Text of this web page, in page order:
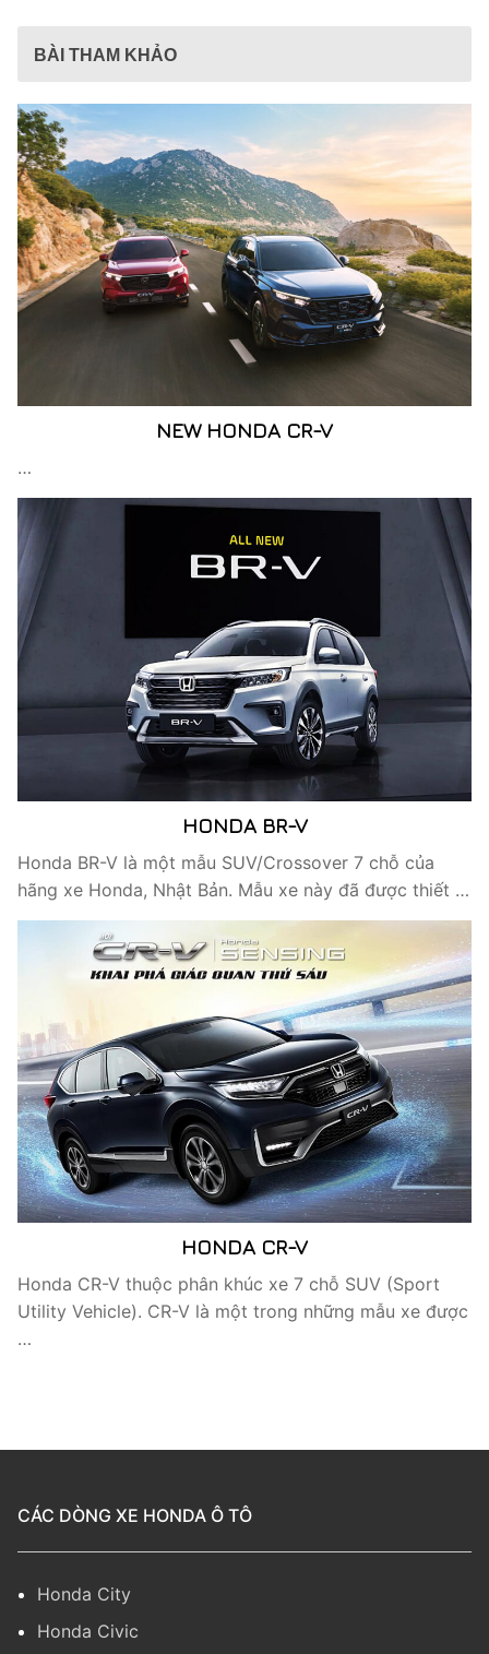
BÀI THAM KHẢO
NEW HONDA CR-V
…
HONDA BR-V
Honda BR-V là một mẫu SUV/Crossover 7 chỗ của
hãng xe Honda, Nhật Bản. Mẫu xe này đã được thiết …
HONDA CR-V
Honda CR-V thuộc phân khúc xe 7 chỗ SUV (Sport
Utility Vehicle). CR-V là một trong những mẫu xe được
…
CÁC DÒNG XE HONDA Ô TÔ
Honda City
Honda Civic